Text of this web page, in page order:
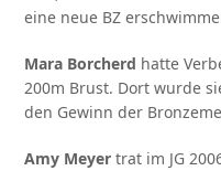
eine neue BZ
Mara Borcherd hatte
200m Brust. Dort wurde
den Gewinn der
Amy Meyertrat im JG